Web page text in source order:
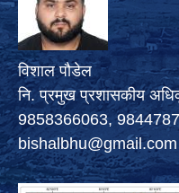
विशाल पौडेल
नि. प्रमुख प्रशासकीय
9858366063,
bishalbhu@gmail.com